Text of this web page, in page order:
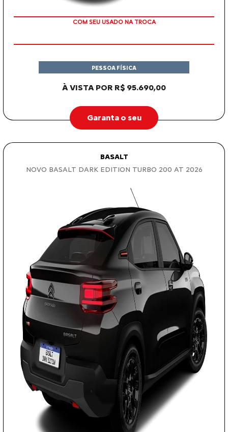
OU TAXA 0%
À VISTA POR R$ 95.690,00
PESSOA FÍSICA
Garanta o seu
BASALT
NOVO BASALT DARK EDITION TURBO 200 AT 2026